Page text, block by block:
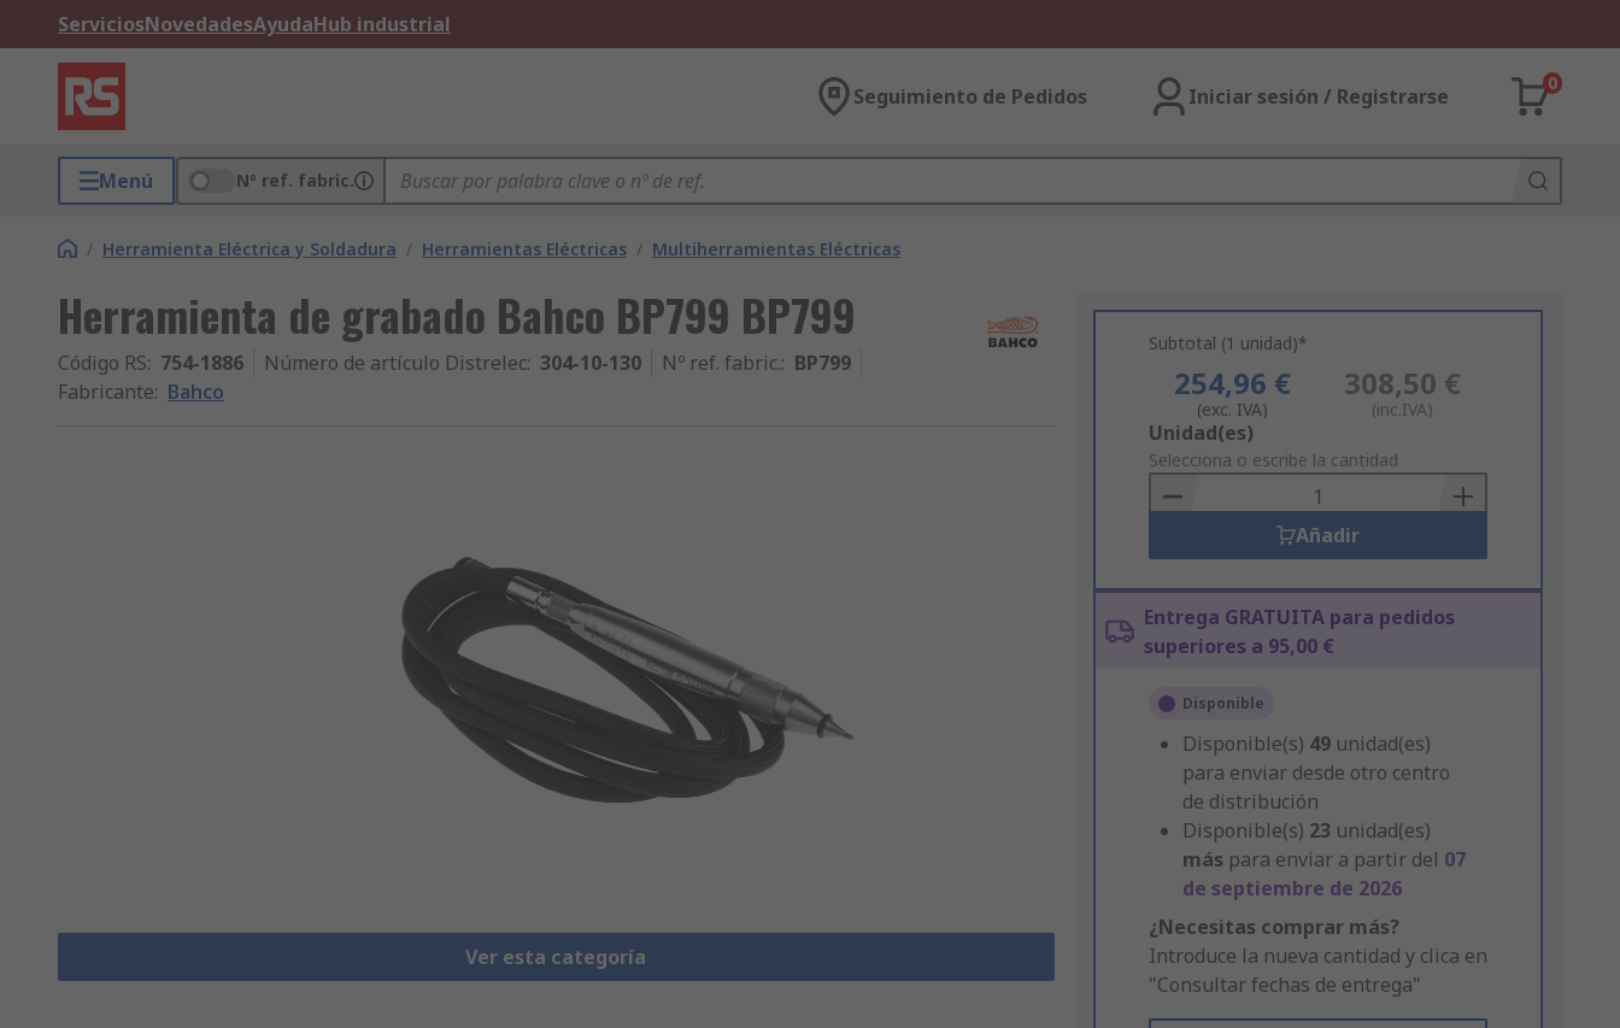
ServiciosNovedadesAyudaHub industrial
Seguimiento de Pedidos Iniciar sesión / Registrarse
0
Menú Nº ref. fabric.
/ Herramienta Eléctrica y Soldadura / Herramientas Eléctricas / Multiherramientas Eléctricas
Herramienta de grabado Bahco BP799 BP799
Código RS: 754-1886 Número de artículo Distrelec: 304-10-130 Nº ref. fabric.: BP799
Fabricante: Bahco
Ver esta categoría
Subtotal (1 unidad)*
254,96 €
(exc. IVA)
308,50 €
(inc.IVA)
Add
to
Basket
Unidad(es)
Selecciona o escribe la cantidad
Añadir
Entrega GRATUITA para pedidos
superiores a 95,00 €
Disponible
Disponible(s) 49 unidad(es)
para enviar desde otro centro
de distribución
Disponible(s) 23 unidad(es)
más para enviar a partir del 07
de septiembre de 2026
¿Necesitas comprar más?
Introduce la nueva cantidad y clica en
"Consultar fechas de entrega"